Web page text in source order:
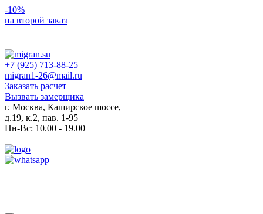
-10%
на второй заказ
+7 (925) 713-88-25
migran1-26@mail.ru
Заказать расчет
Вызвать замерщика
г. Москва, Каширское шоссе,
д.19, к.2, пав. 1-95
Пн-Вс: 10.00 - 19.00